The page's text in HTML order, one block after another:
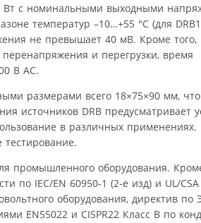
Вт с номинальными выходными
температур –10…+55 °C (для
не превышает 40 мВ. Кроме
и перегрузки, время
В AC.
размерами всего 18×75×90 мм, что
источников DRB предусматривает
в различных
промышленного оборудования.
по IEC/EN 60950-1 (2-е изд) и UL/
оборудования, директив по
EN55022 и CISPR22 Класс B по